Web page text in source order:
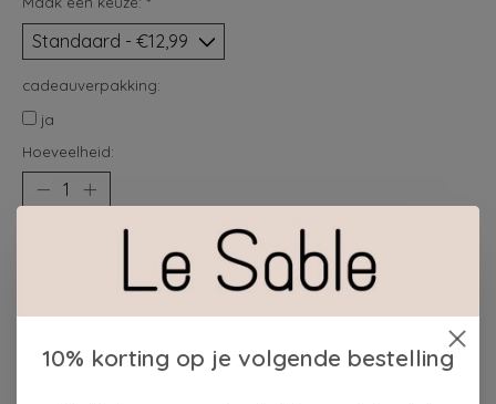
cadeauverpakking:
ja
Hoeveelheid:
Toevoegen aan winkelwagen
Plaats bestelling
10% korting op je volgende bestelling